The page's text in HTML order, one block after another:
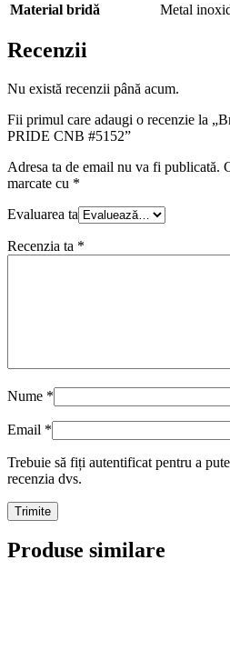
Material bridă Metal
Recenzii
Nu există recenzii până acum.
Fii primul care adaugi o recenzie la
PRIDE CNB #5152”
Adresa ta de email nu va fi publicată.
marcate cu *
Evaluarea ta
Recenzia ta *
Nume *
Email *
Trebuie să fiți autentificat pentru a
recenzia dvs.
Produse similare